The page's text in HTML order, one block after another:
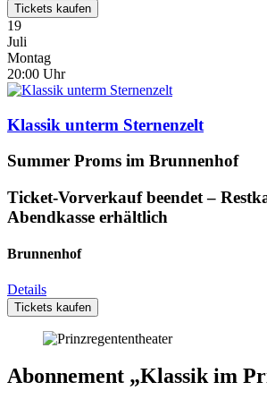
Tickets kaufen
19
Juli
Montag
20:00 Uhr
Klassik unterm Sternenzelt
Summer Proms im Brunnenhof
Ticket-Vorverkauf beendet –
Abendkasse erhältlich
Brunnenhof
Details
Tickets kaufen
Abonnement „Klassik im